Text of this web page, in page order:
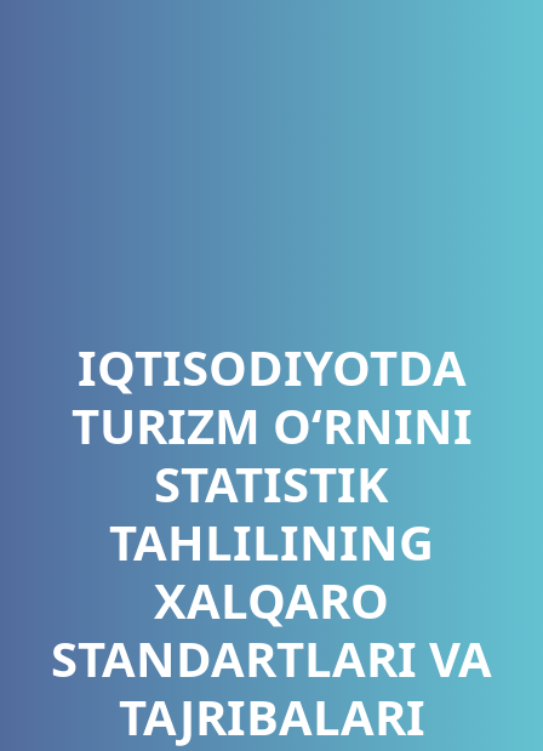
IQTISODIYOTDA
TURIZM O‘RNINI
STATISTIK
TAHLILINING
XALQARO
STANDARTLARI VA
TAJRIBALARI